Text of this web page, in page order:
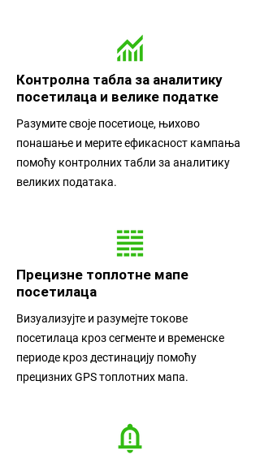
Контролна табла за аналитику
посетилаца и велике податке
Разумите своје посетиоце, њихово
понашање и мерите ефикасност кампања
помоћу контролних табли за аналитику
великих података.
Прецизне топлотне мапе
посетилаца
Визуализујте и разумејте токове
посетилаца кроз сегменте и временске
периоде кроз дестинацију помоћу
прецизних GPS топлотних мапа.